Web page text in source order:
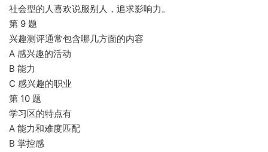
社会型的人喜欢说服别人，追求影响力。
第 9 题
兴趣测评通常包含哪几方面的内容
A 感兴趣的活动
B 能力
C 感兴趣的职业
第 10 题
学习区的特点有
A 能力和难度匹配
B 掌控感